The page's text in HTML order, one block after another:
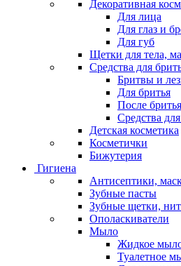
Декоративная
Для лица
Для глаз и
Для губ
Щетки для тела,
Средства для
Бритвы и
Для бритья
После бритья
Средства
Детская косметика
Косметички
Бижутерия
Гигиена
Антисептики,
Зубные пасты
Зубные щетки,
Ополаскиватели
Мыло
Жидкое
Туалетное